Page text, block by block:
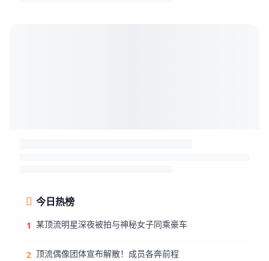
今日热榜
1 某顶流明星深夜被拍与神秘女子同乘豪车
2 顶流偶像团体宣布解散！成员各奔前程